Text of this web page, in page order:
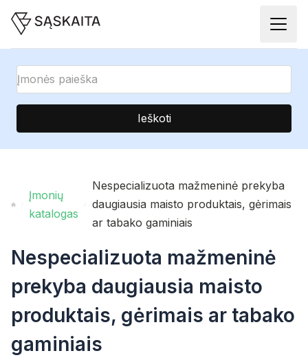
Ieškoti
Įmonių
katalogas
Nespecializuota mažmeninė prekyba
daugiausia maisto produktais, gėrimais
ar tabako gaminiais
Nespecializuota mažmeninė
prekyba daugiausia maisto
produktais, gėrimais ar tabako
gaminiais